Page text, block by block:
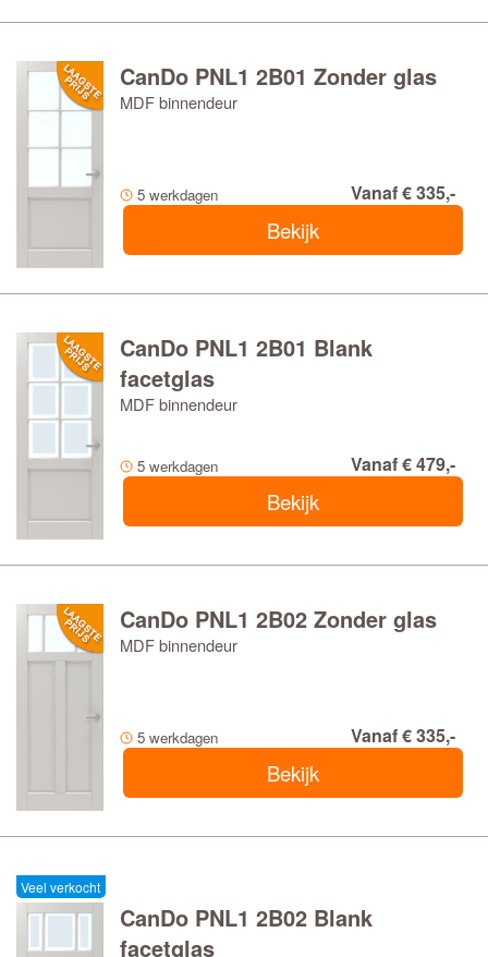
CanDo PNL1 2B01 Zonder glas
MDF binnendeur
5 werkdagen Vanaf € 335,-
Bekijk
CanDo PNL1 2B01 Blank
facetglas
MDF binnendeur
5 werkdagen Vanaf € 479,-
Bekijk
CanDo PNL1 2B02 Zonder glas
MDF binnendeur
5 werkdagen Vanaf € 335,-
Bekijk
Veel verkocht
CanDo PNL1 2B02 Blank
facetglas